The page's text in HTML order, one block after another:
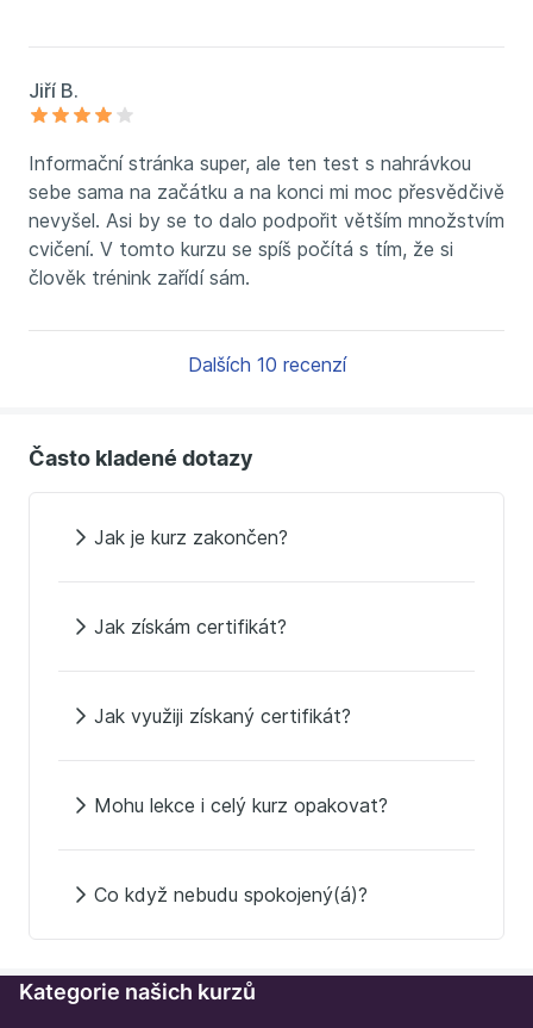
Jiří B.
Informační stránka super, ale ten test s nahrávkou
sebe sama na začátku a na konci mi moc přesvědčivě
nevyšel. Asi by se to dalo podpořit větším množstvím
cvičení. V tomto kurzu se spíš počítá s tím, že si
člověk trénink zařídí sám.
Dalších 10 recenzí
Často kladené dotazy
Jak je kurz zakončen?
Jak získám certifikát?
Jak využiji získaný certifikát?
Mohu lekce i celý kurz opakovat?
Co když nebudu spokojený(á)?
Kategorie našich kurzů